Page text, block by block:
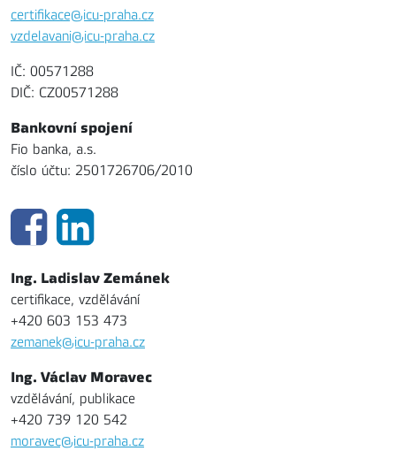
certifikace@icu-praha.cz
vzdelavani@icu-praha.cz
IČ: 00571288
DIČ: CZ00571288
Bankovní spojení
Fio banka, a.s.
číslo účtu: 2501726706/2010
Ing. Ladislav Zemánek
certifikace, vzdělávání
+420 603 153 473
zemanek@icu-praha.cz
Ing. Václav Moravec
vzdělávání, publikace
+420 739 120 542
moravec@icu-praha.cz